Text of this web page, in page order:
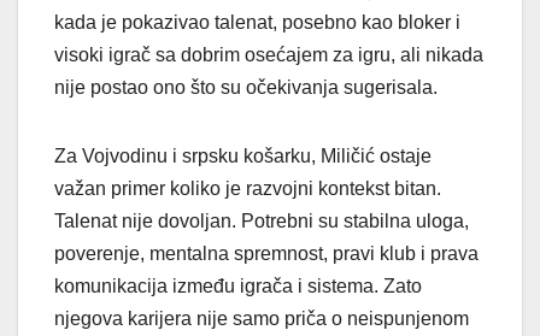
kada je pokazivao talenat, posebno kao bloker i
visoki igrač sa dobrim osećajem za igru, ali nikada
nije postao ono što su očekivanja sugerisala.
Za Vojvodinu i srpsku košarku, Miličić ostaje
važan primer koliko je razvojni kontekst bitan.
Talenat nije dovoljan. Potrebni su stabilna uloga,
poverenje, mentalna spremnost, pravi klub i prava
komunikacija između igrača i sistema. Zato
njegova karijera nije samo priča o neispunjenom